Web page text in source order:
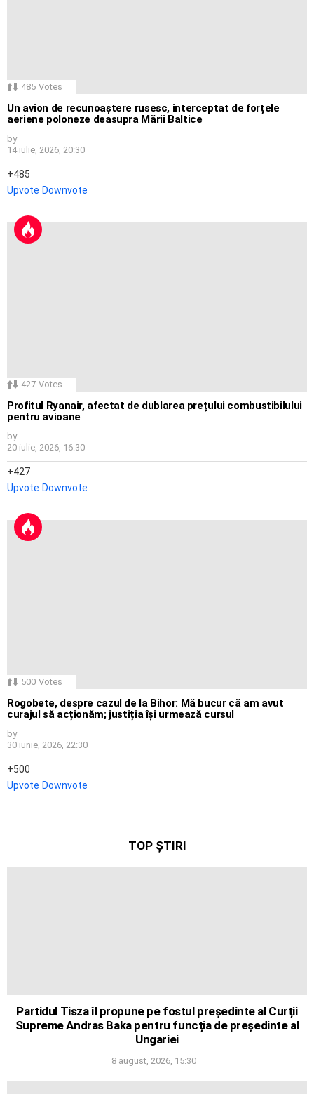
485 Votes
Un avion de recunoaștere rusesc, interceptat de forțele
aeriene poloneze deasupra Mării Baltice
by
14 iulie, 2026, 20:30
485
Upvote Downvote
427 Votes
Profitul Ryanair, afectat de dublarea prețului combustibilului
pentru avioane
by
20 iulie, 2026, 16:30
427
Upvote Downvote
500 Votes
Rogobete, despre cazul de la Bihor: Mă bucur că am avut
curajul să acționăm; justiția își urmează cursul
by
30 iunie, 2026, 22:30
500
Upvote Downvote
TOP ȘTIRI
Partidul Tisza îl propune pe fostul președinte al Curții
Supreme Andras Baka pentru funcția de președinte al
Ungariei
8 august, 2026, 15:30